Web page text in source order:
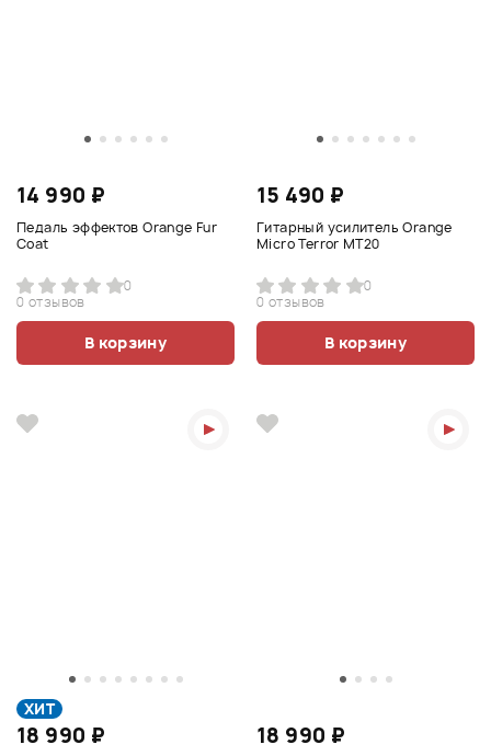
14 990 ₽
Педаль эффектов Orange Fur
Coat
0
0 отзывов
В корзину
15 490 ₽
Гитарный усилитель Orange
Micro Terror MT20
0
0 отзывов
В корзину
ХИТ
18 990 ₽ 18 990 ₽